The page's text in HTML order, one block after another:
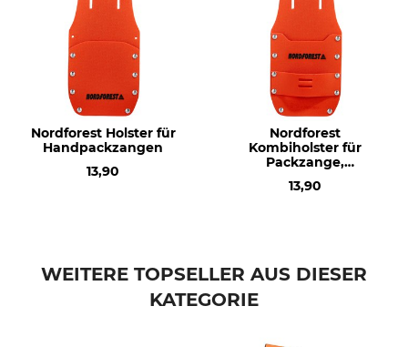
Nordforest Holster für
Handpackzangen
13,90
Nordforest
Kombiholster für
Packzange,
13,90
WEITERE TOPSELLER AUS DIESER
KATEGORIE